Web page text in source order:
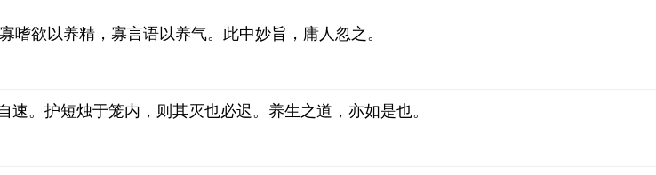
嗜欲以养精，寡言语以养气。此中妙旨，庸人忽之。
。护短烛于笼内，则其灭也必迟。养生之道，亦如是也。